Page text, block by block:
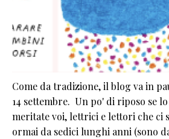
Come da tradizione, il blog va in
14 settembre. Un po' di riposo se
meritate voi, lettrici e lettori che ci
ormai da sedici lunghi anni (sono